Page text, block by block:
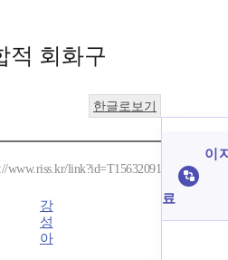
적 회화구
한글로보기
www.riss.kr/link?id=T15632091
강
성
아
이
료